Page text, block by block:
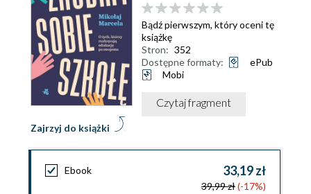
Zajrzyj do książki
Bądź pierwszym, który oceni tę
książkę
Stron: 352
Dostępne formaty:
ePub
Mobi
Czytaj fragment
Ebook 33,19 zł
39,99 zł(-17%)